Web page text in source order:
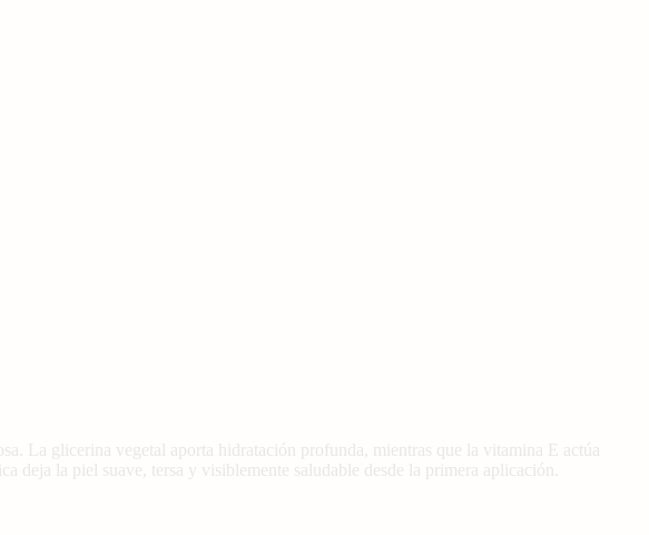
La glicerina vegetal aporta hidratación profunda, mientras que la vitamina E actúa
la piel suave, tersa y visiblemente saludable desde la primera aplicación.